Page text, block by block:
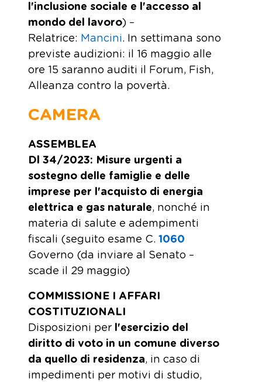
l'inclusione sociale e l'accesso al
mondo del lavoro) –
Relatrice: Mancini. In settimana sono
previste audizioni: il 16 maggio alle
ore 15 saranno auditi il Forum, Fish,
Alleanza contro la povertà.
CAMERA
ASSEMBLEA
Dl 34/2023: Misure urgenti a
sostegno delle famiglie e delle
imprese per l'acquisto di energia
elettrica e gas naturale, nonché in
materia di salute e adempimenti
fiscali (seguito esame C. 1060
Governo (da inviare al Senato –
scade il 29 maggio)
COMMISSIONE I AFFARI
COSTITUZIONALI
Disposizioni per l'esercizio del
diritto di voto in un comune diverso
da quello di residenza, in caso di
impedimenti per motivi di studio,